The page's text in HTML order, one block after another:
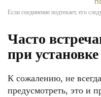
Если соединение подтекает, его
Часто
при
К сожалению, не
предусмотреть, это и